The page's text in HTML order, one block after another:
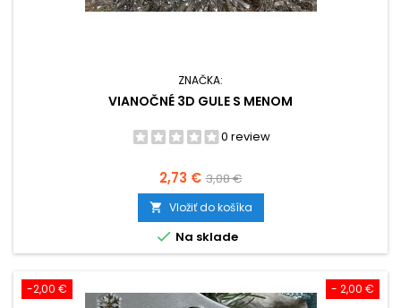
ZNAČKA:
VIANOČNÉ 3D GULE S MENOM
0 review
Cena
2,73 € Základná
cena
3,08 €
 Vložiť do košíka
 Na sklade
- 2,00 €
-2,00 €